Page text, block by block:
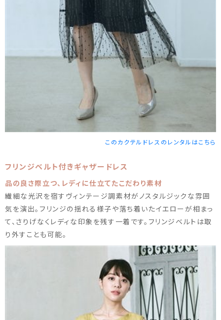
このカクテルドレスのレンタルはこちら
フリンジベルト付きギャザードレス
品の良さ際立つ、レディに仕立てたこだわり素材
繊細な光沢を宿すヴィンテージ調素材がノスタルジックな雰囲
気を演出。フリンジの揺れる様子や落ち着いたイエローが相まっ
て、さりげなくレディな印象を残す一着です。フリンジベルトは取
り外すことも可能。